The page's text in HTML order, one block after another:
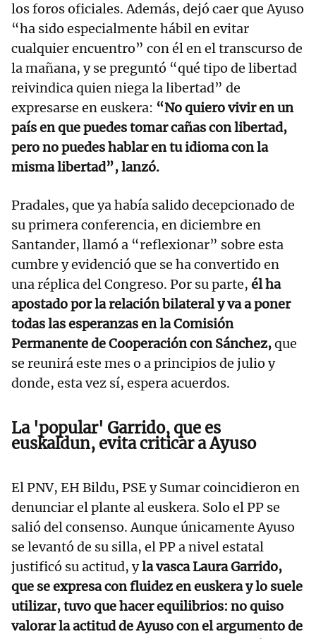
los foros oficiales. Además, dejó caer que Ayuso
“ha sido especialmente hábil en evitar
cualquier encuentro” con él en el transcurso de
la mañana, y se preguntó “qué tipo de libertad
reivindica quien niega la libertad” de
expresarse en euskera: “No quiero vivir en un
país en que puedes tomar cañas con libertad,
pero no puedes hablar en tu idioma con la
misma libertad”, lanzó.
Pradales, que ya había salido decepcionado de
su primera conferencia, en diciembre en
Santander, llamó a “reflexionar” sobre esta
cumbre y evidenció que se ha convertido en
una réplica del Congreso. Por su parte, él ha
apostado por la relación bilateral y va a poner
todas las esperanzas en la Comisión
Permanente de Cooperación con Sánchez,que
se reunirá este mes o a principios de julio y
donde, esta vez sí, espera acuerdos.
La 'popular' Garrido, que es
euskaldun, evita criticar a Ayuso
El PNV, EH Bildu, PSE y Sumar coincidieron en
denunciar el plante al euskera. Solo el PP se
salió del consenso. Aunque únicamente Ayuso
se levantó de su silla, el PP a nivel estatal
justificó su actitud, yla vasca Laura Garrido,
que se expresa con fluidez en euskera y lo suele
utilizar, tuvo que hacer equilibrios: no quiso
valorar la actitud de Ayuso con el argumento de